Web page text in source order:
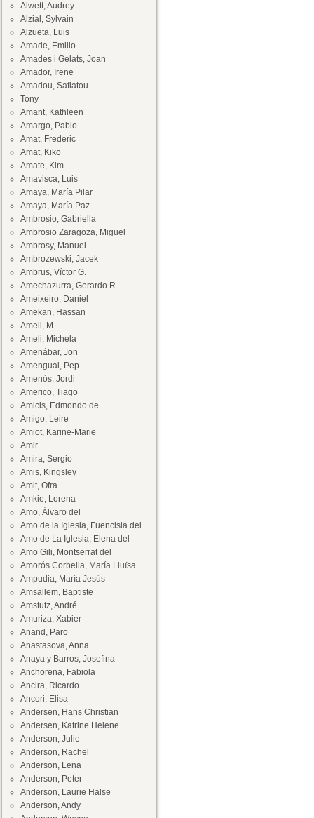
Alwett, Audrey
Alzial, Sylvain
Alzueta, Luis
Amade, Emilio
Amades i Gelats, Joan
Amador, Irene
Amadou, Safiatou
Tony
Amant, Kathleen
Amargo, Pablo
Amat, Frederic
Amat, Kiko
Amate, Kim
Amavisca, Luis
Amaya, María Pilar
Amaya, María Paz
Ambrosio, Gabriella
Ambrosio Zaragoza, Miguel
Ambrosy, Manuel
Ambrozewski, Jacek
Ambrus, Víctor G.
Amechazurra, Gerardo R.
Ameixeiro, Daniel
Amekan, Hassan
Ameli, M.
Ameli, Michela
Amenábar, Jon
Amengual, Pep
Amenós, Jordi
Americo, Tiago
Amicis, Edmondo de
Amigo, Leire
Amiot, Karine-Marie
Amir
Amira, Sergio
Amis, Kingsley
Amit, Ofra
Amkie, Lorena
Amo, Álvaro del
Amo de la Iglesia, Fuencisla del
Amo de La Iglesia, Elena del
Amo Gili, Montserrat del
Amorós Corbella, María Lluïsa
Ampudia, María Jesús
Amsallem, Baptiste
Amstutz, André
Amuriza, Xabier
Anand, Paro
Anastasova, Anna
Anaya y Barros, Josefina
Anchorena, Fabiola
Ancira, Ricardo
Ancori, Elisa
Andersen, Hans Christian
Andersen, Katrine Helene
Anderson, Julie
Anderson, Rachel
Anderson, Lena
Anderson, Peter
Anderson, Laurie Halse
Anderson, Andy